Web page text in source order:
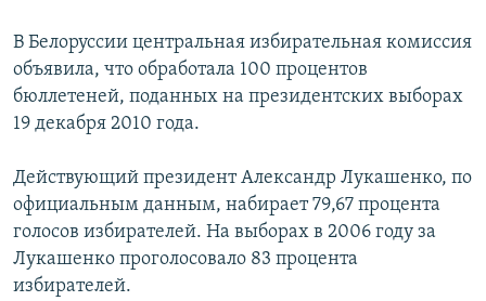
В Белоруссии центральная избирательная комиссия
объявила, что обработала 100 процентов
бюллетеней, поданных на президентских выборах
19 декабря 2010 года.
Действующий президент Александр Лукашенко, по
официальным данным, набирает 79,67 процента
голосов избирателей. На выборах в 2006 году за
Лукашенко проголосовало 83 процента
избирателей.